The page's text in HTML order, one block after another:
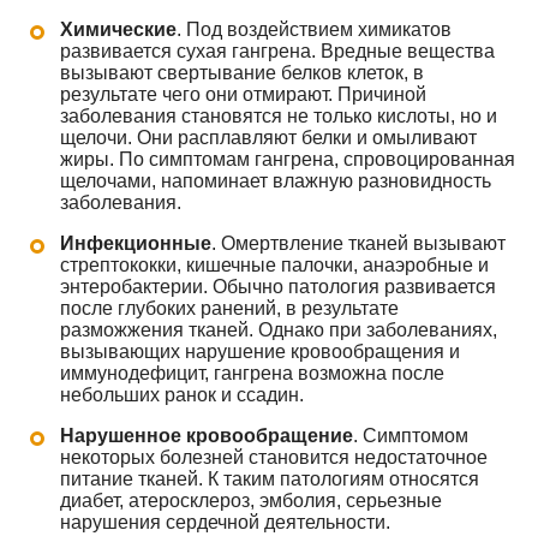
Химические. Под воздействием химикатов
развивается сухая гангрена. Вредные вещества
вызывают свертывание белков клеток, в
результате чего они отмирают. Причиной
заболевания становятся не только кислоты, но и
щелочи. Они расплавляют белки и омыливают
жиры. По симптомам гангрена, спровоцированная
щелочами, напоминает влажную разновидность
заболевания.
Инфекционные. Омертвление тканей вызывают
стрептококки, кишечные палочки, анаэробные и
энтеробактерии. Обычно патология развивается
после глубоких ранений, в результате
разможжения тканей. Однако при заболеваниях,
вызывающих нарушение кровообращения и
иммунодефицит, гангрена возможна после
небольших ранок и ссадин.
Нарушенное кровообращение. Симптомом
некоторых болезней становится недостаточное
питание тканей. К таким патологиям относятся
диабет, атеросклероз, эмболия, серьезные
нарушения сердечной деятельности.